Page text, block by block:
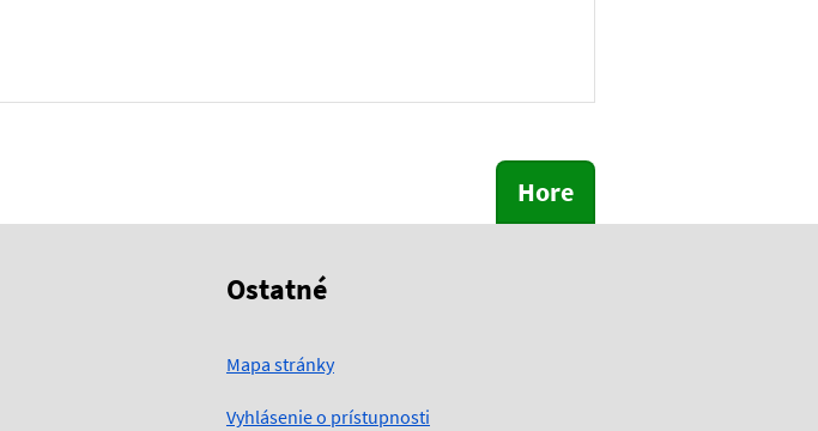
Hore
Ostatné
Mapa stránky
Vyhlásenie o prístupnosti